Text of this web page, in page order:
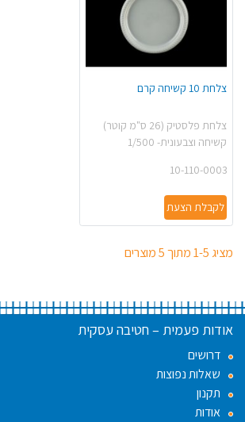
צלחת 10 קשיחה קרם
צלחת פלסטיק (26 ס"מ קוטר)
קשיחה וצבעונית- 1/500
10-110-0003
לקבלת הצעת
מציג 1-5 מתוך 5 מוצרים
אודות פעמית – חטיבה עסקית
דרושים
שאלות נפוצות
תקנון
אודות